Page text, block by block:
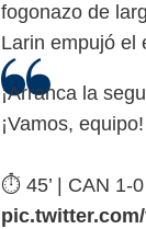
fogonazo de
Larin empujó el
¡Arranca la
¡Vamos,
⏱ 45’ | CAN 1-